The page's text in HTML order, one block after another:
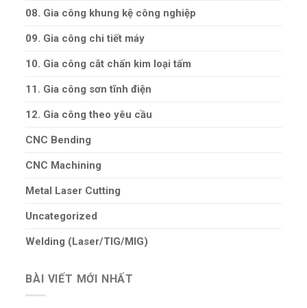
08. Gia công khung kệ công nghiệp
09. Gia công chi tiết máy
10. Gia công cắt chấn kim loại tấm
11. Gia công sơn tĩnh điện
12. Gia công theo yêu cầu
CNC Bending
CNC Machining
Metal Laser Cutting
Uncategorized
Welding (Laser/TIG/MIG)
BÀI VIẾT MỚI NHẤT